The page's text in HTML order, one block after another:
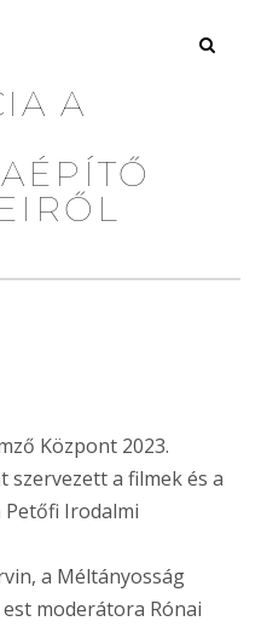
A
Központ 2023.
szervezett a filmek és a
Irodalmi
a Méltányosság
moderátora Rónai